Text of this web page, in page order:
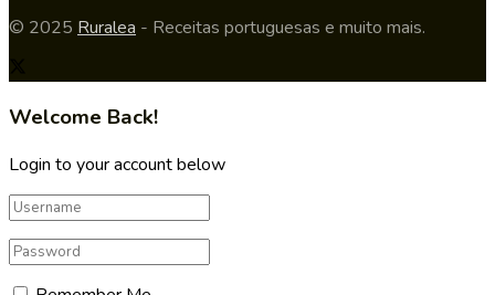
© 2025 Ruralea - Receitas portuguesas e muito mais.
Welcome Back!
Login to your account below